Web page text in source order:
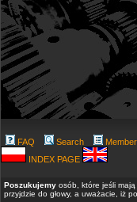
FAQ Search
INDEX PAGE
Poszukujemy osób, które jeśli mają
przyjdzie do głowy, a uważacie, iż